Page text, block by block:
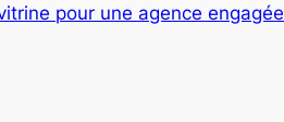
pour une agence engagée